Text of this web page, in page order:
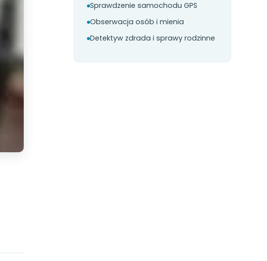
Sprawdzenie samochodu GPS
Obserwacja osób i mienia
Detektyw zdrada i sprawy rodzinne